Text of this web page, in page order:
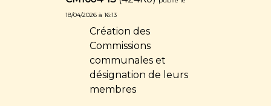
18/04/2026 à 16:13
Création des
Commissions
communales et
désignation de leurs
membres